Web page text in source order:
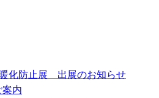
化防止展 出展のお知らせ
内